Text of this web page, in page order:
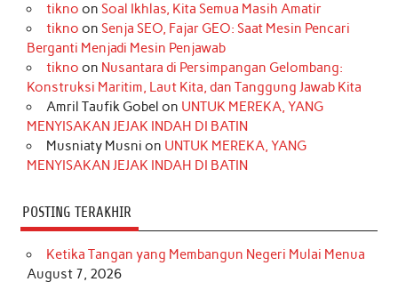
b
o
k
a
r
a
m
o
k
e
r
e
s
t
e
d
I
n
t
r
u
e
tikno on Soal Ikhlas, Kita Semua Masih Amatir
tikno on Senja SEO, Fajar GEO: Saat Mesin Pencari
Berganti Menjadi Mesin Penjawab
tikno on Nusantara di Persimpangan Gelombang:
Konstruksi Maritim, Laut Kita, dan Tanggung Jawab Kita
Amril Taufik Gobel on UNTUK MEREKA, YANG
MENYISAKAN JEJAK INDAH DI BATIN
Musniaty Musni on UNTUK MEREKA, YANG
MENYISAKAN JEJAK INDAH DI BATIN
POSTING TERAKHIR
Ketika Tangan yang Membangun Negeri Mulai Menua
August 7, 2026